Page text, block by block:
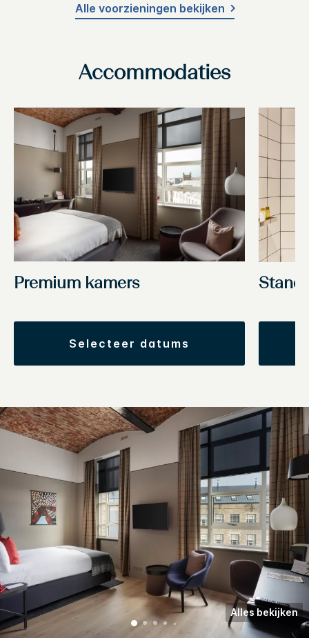
Alle voorzieningen bekijken
Accommodaties
Premium kamers
selecteer datums
Alles bekijken